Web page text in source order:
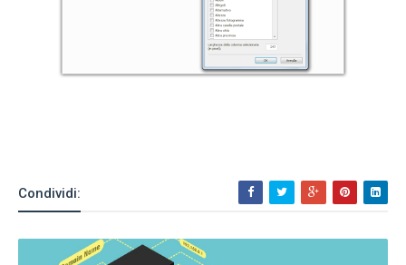
Condividi: